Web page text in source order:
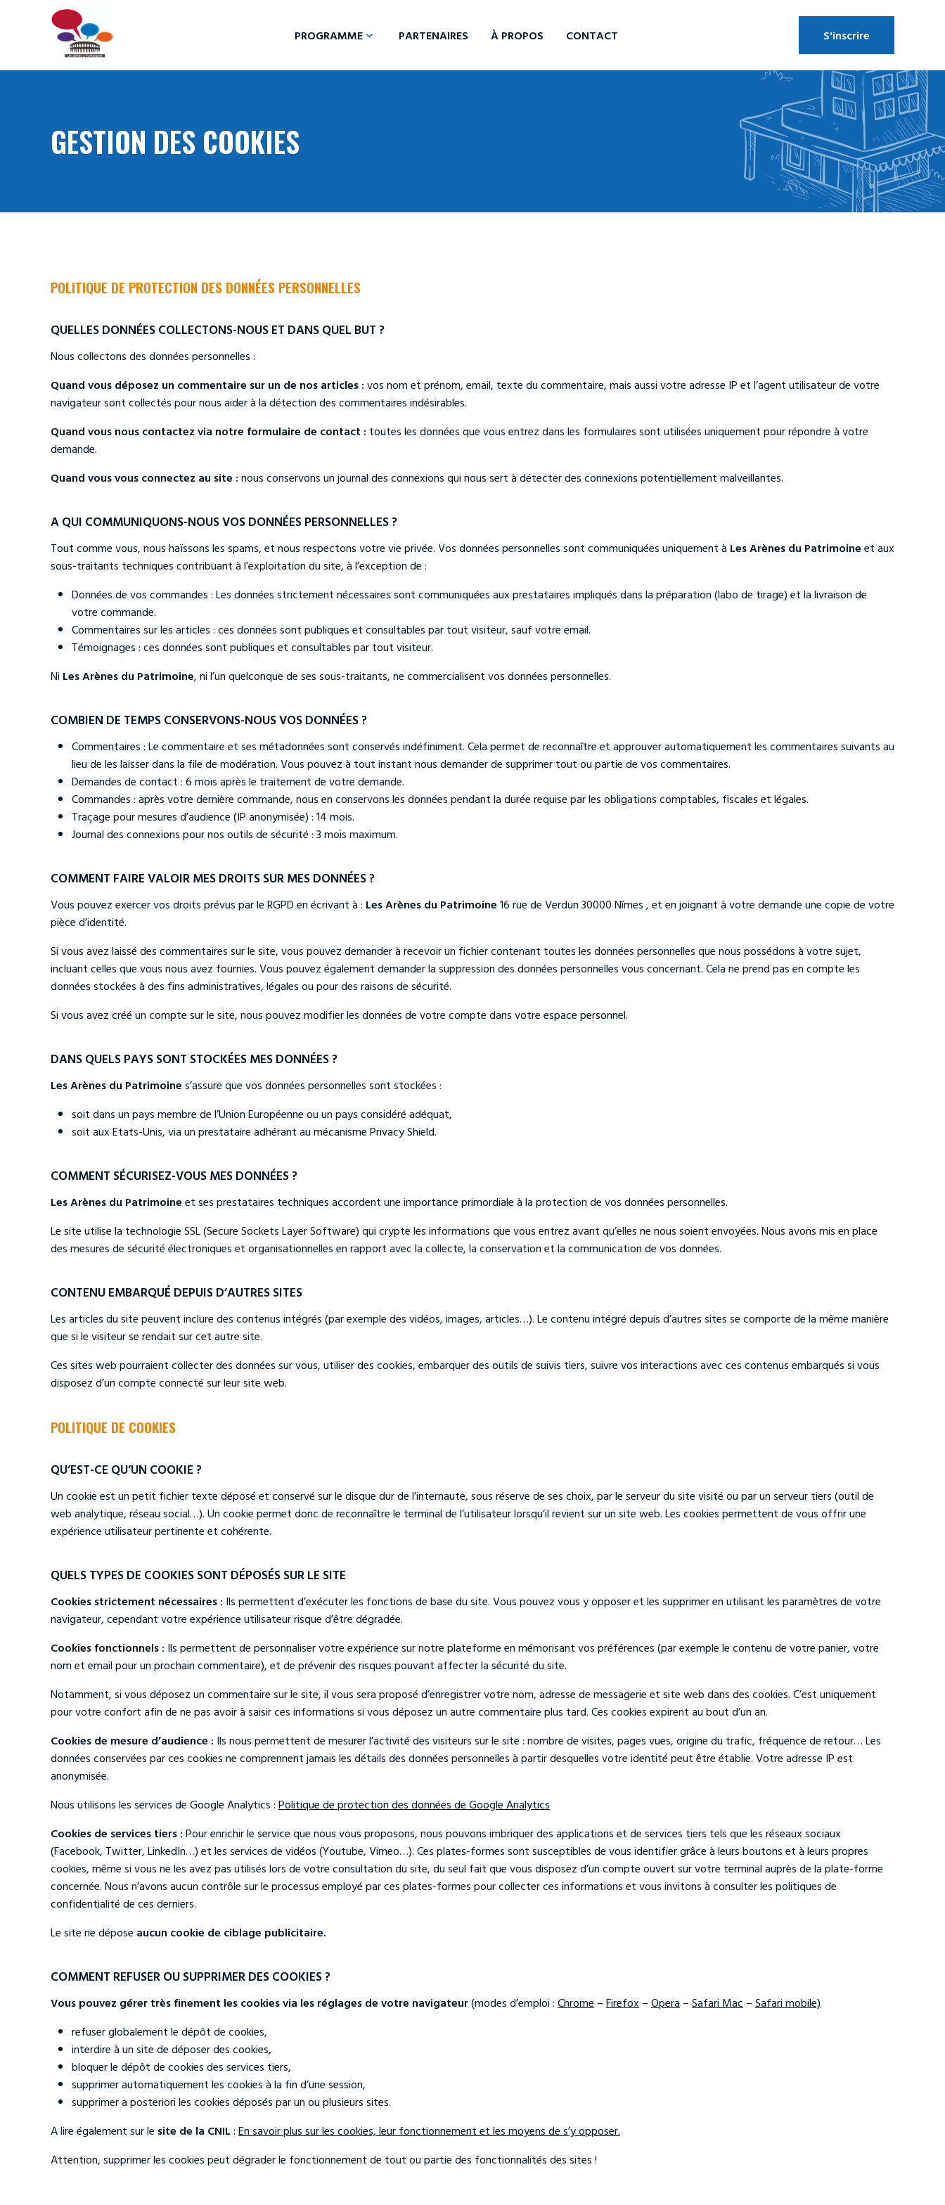
PROGRAMMEexpand_more PARTENAIRES À PROPOS CONTACT S'inscrire
GESTION DES COOKIES
POLITIQUE DE PROTECTION DES DONNÉES PERSONNELLES
QUELLES DONNÉES COLLECTONS-NOUS ET DANS QUEL BUT ?
Nous collectons des données personnelles :
Quand vous déposez un commentaire sur un de nos articles : vos nom et prénom, email, texte du commentaire, mais aussi votre adresse IP et l’agent utilisateur de votre
navigateur sont collectés pour nous aider à la détection des commentaires indésirables.
Quand vous nous contactez via notre formulaire de contact : toutes les données que vous entrez dans les formulaires sont utilisées uniquement pour répondre à votre
demande.
Quand vous vous connectez au site : nous conservons un journal des connexions qui nous sert à détecter des connexions potentiellement malveillantes.
A QUI COMMUNIQUONS-NOUS VOS DONNÉES PERSONNELLES ?
Tout comme vous, nous haïssons les spams, et nous respectons votre vie privée. Vos données personnelles sont communiquées uniquement à Les Arènes du Patrimoine et aux
sous-traitants techniques contribuant à l’exploitation du site, à l’exception de :
Données de vos commandes : Les données strictement nécessaires sont communiquées aux prestataires impliqués dans la préparation (labo de tirage) et la livraison de
votre commande.
Commentaires sur les articles : ces données sont publiques et consultables par tout visiteur, sauf votre email.
Témoignages : ces données sont publiques et consultables par tout visiteur.
Ni Les Arènes du Patrimoine, ni l’un quelconque de ses sous-traitants, ne commercialisent vos données personnelles.
COMBIEN DE TEMPS CONSERVONS-NOUS VOS DONNÉES ?
Commentaires : Le commentaire et ses métadonnées sont conservés indéfiniment. Cela permet de reconnaître et approuver automatiquement les commentaires suivants au
lieu de les laisser dans la file de modération. Vous pouvez à tout instant nous demander de supprimer tout ou partie de vos commentaires.
Demandes de contact : 6 mois après le traitement de votre demande.
Commandes : après votre dernière commande, nous en conservons les données pendant la durée requise par les obligations comptables, fiscales et légales.
Traçage pour mesures d’audience (IP anonymisée) : 14 mois.
Journal des connexions pour nos outils de sécurité : 3 mois maximum.
COMMENT FAIRE VALOIR MES DROITS SUR MES DONNÉES ?
Vous pouvez exercer vos droits prévus par le RGPD en écrivant à : Les Arènes du Patrimoine 16 rue de Verdun 30000 Nîmes , et en joignant à votre demande une copie de votre
pièce d’identité.
Si vous avez laissé des commentaires sur le site, vous pouvez demander à recevoir un fichier contenant toutes les données personnelles que nous possédons à votre sujet,
incluant celles que vous nous avez fournies. Vous pouvez également demander la suppression des données personnelles vous concernant. Cela ne prend pas en compte les
données stockées à des fins administratives, légales ou pour des raisons de sécurité.
Si vous avez créé un compte sur le site, nous pouvez modifier les données de votre compte dans votre espace personnel.
DANS QUELS PAYS SONT STOCKÉES MES DONNÉES ?
Les Arènes du Patrimoine s’assure que vos données personnelles sont stockées :
soit dans un pays membre de l’Union Européenne ou un pays considéré adéquat,
soit aux Etats-Unis, via un prestataire adhérant au mécanisme Privacy Shield.
COMMENT SÉCURISEZ-VOUS MES DONNÉES ?
Les Arènes du Patrimoine et ses prestataires techniques accordent une importance primordiale à la protection de vos données personnelles.
Le site utilise la technologie SSL (Secure Sockets Layer Software) qui crypte les informations que vous entrez avant qu’elles ne nous soient envoyées. Nous avons mis en place
des mesures de sécurité électroniques et organisationnelles en rapport avec la collecte, la conservation et la communication de vos données.
CONTENU EMBARQUÉ DEPUIS D’AUTRES SITES
Les articles du site peuvent inclure des contenus intégrés (par exemple des vidéos, images, articles…). Le contenu intégré depuis d’autres sites se comporte de la même manière
que si le visiteur se rendait sur cet autre site.
Ces sites web pourraient collecter des données sur vous, utiliser des cookies, embarquer des outils de suivis tiers, suivre vos interactions avec ces contenus embarqués si vous
disposez d’un compte connecté sur leur site web.
POLITIQUE DE COOKIES
QU’EST-CE QU’UN COOKIE ?
Un cookie est un petit fichier texte déposé et conservé sur le disque dur de l’internaute, sous réserve de ses choix, par le serveur du site visité ou par un serveur tiers (outil de
web analytique, réseau social…). Un cookie permet donc de reconnaître le terminal de l’utilisateur lorsqu’il revient sur un site web. Les cookies permettent de vous offrir une
expérience utilisateur pertinente et cohérente.
QUELS TYPES DE COOKIES SONT DÉPOSÉS SUR LE SITE
Cookies strictement nécessaires : Ils permettent d’exécuter les fonctions de base du site. Vous pouvez vous y opposer et les supprimer en utilisant les paramètres de votre
navigateur, cependant votre expérience utilisateur risque d’être dégradée.
Cookies fonctionnels : Ils permettent de personnaliser votre expérience sur notre plateforme en mémorisant vos préférences (par exemple le contenu de votre panier, votre
nom et email pour un prochain commentaire), et de prévenir des risques pouvant affecter la sécurité du site.
Notamment, si vous déposez un commentaire sur le site, il vous sera proposé d’enregistrer votre nom, adresse de messagerie et site web dans des cookies. C’est uniquement
pour votre confort afin de ne pas avoir à saisir ces informations si vous déposez un autre commentaire plus tard. Ces cookies expirent au bout d’un an.
Cookies de mesure d’audience : Ils nous permettent de mesurer l’activité des visiteurs sur le site : nombre de visites, pages vues, origine du trafic, fréquence de retour… Les
données conservées par ces cookies ne comprennent jamais les détails des données personnelles à partir desquelles votre identité peut être établie. Votre adresse IP est
anonymisée.
Nous utilisons les services de Google Analytics : Politique de protection des données de Google Analytics
Cookies de services tiers : Pour enrichir le service que nous vous proposons, nous pouvons imbriquer des applications et de services tiers tels que les réseaux sociaux
(Facebook, Twitter, LinkedIn…) et les services de vidéos (Youtube, Vimeo…). Ces plates-formes sont susceptibles de vous identifier grâce à leurs boutons et à leurs propres
cookies, même si vous ne les avez pas utilisés lors de votre consultation du site, du seul fait que vous disposez d’un compte ouvert sur votre terminal auprès de la plate-forme
concernée. Nous n’avons aucun contrôle sur le processus employé par ces plates-formes pour collecter ces informations et vous invitons à consulter les politiques de
confidentialité de ces derniers.
Le site ne dépose aucun cookie de ciblage publicitaire.
COMMENT REFUSER OU SUPPRIMER DES COOKIES ?
Vous pouvez gérer très finement les cookies via les réglages de votre navigateur(modes d’emploi : Chrome – Firefox – Opera – Safari Mac – Safari mobile)
refuser globalement le dépôt de cookies,
interdire à un site de déposer des cookies,
bloquer le dépôt de cookies des services tiers,
supprimer automatiquement les cookies à la fin d’une session,
supprimer a posteriori les cookies déposés par un ou plusieurs sites.
A lire également sur le site de la CNIL : En savoir plus sur les cookies, leur fonctionnement et les moyens de s’y opposer.
Attention, supprimer les cookies peut dégrader le fonctionnement de tout ou partie des fonctionnalités des sites !